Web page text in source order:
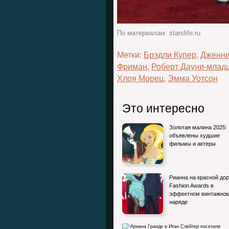
По материалам: starslife.ru
Метки: Брэдли Купер,
Фриман, Роберт Дауни-
Хлоя Морец, Эмма Уотсон
Это интересно
Золотая малина 2025:
объявлены худшие
фильмы и актеры
Рианна на красной
Fashion Awards в
эффектном
наряде